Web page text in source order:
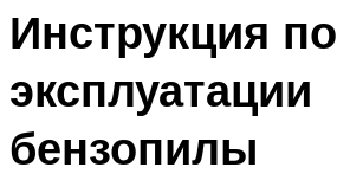
Инструкция по
эксплуатации
бензопилы